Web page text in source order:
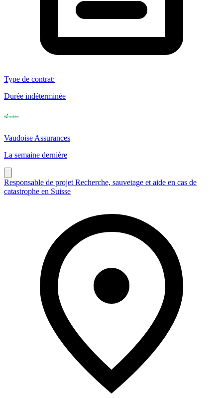
Type de contrat:
Durée indéterminée
Vaudoise Assurances
La semaine dernière
Responsable de projet Recherche, sauvetage et aide en cas de
catastrophe en Suisse